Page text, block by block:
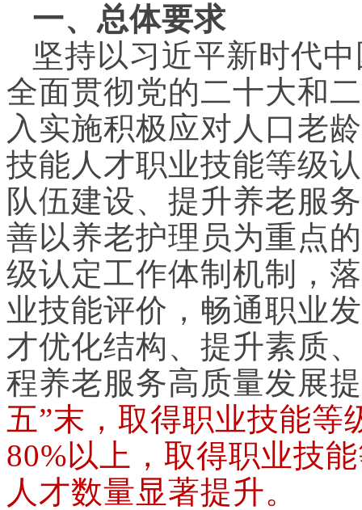
一、总体要求
坚持以习近平新时代
全面贯彻党的二十大和
入实施积极应对人口老
技能人才职业技能等级
队伍建设、提升养老服
善以养老护理员为重点
级认定工作体制机制，
业技能评价，畅通职业
才优化结构、提升素质
程养老服务高质量发展
五”末，取得职业技能等
80%以上，取得职业技
人才数量显著提升。